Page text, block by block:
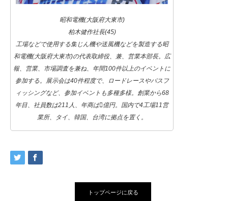
昭和電機(大阪府大東市)
柏木健作社長(45)
工場などで使用する集じん機や送風機などを製造する昭
和電機(大阪府大東市)の代表取締役、兼、営業本部長。広
報、営業、市場調査を兼ね、年間100件以上のイベントに
参加する。展示会は40件程度で、ロードレースやバスフ
ィッシングなど、参加イベントも多種多様。創業から68
年目、社員数は211人、年商は億円。国内で4工場11営
業所、タイ、韓国、台湾に拠点を置く。
トップページに戻る